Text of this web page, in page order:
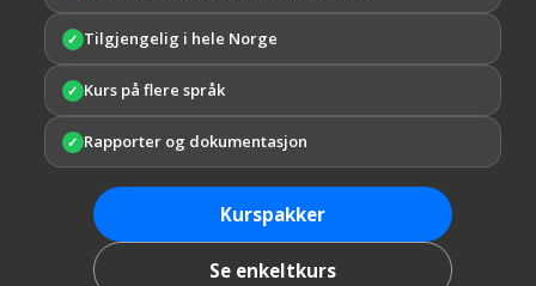
✓ Tilgjengelig i hele Norge
✓ Kurs på flere språk
✓ Rapporter og dokumentasjon
Kurspakker
Se enkeltkurs